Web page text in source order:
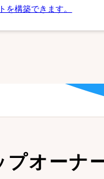
を構築できます。
プオーナ